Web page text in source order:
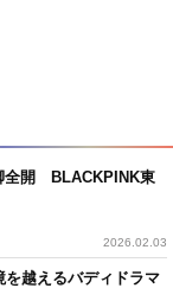
全開 BLACKPINK東
2026.02.03
越えるバディドラマ